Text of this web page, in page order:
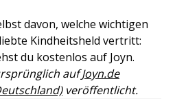
davon, welche wichtigen
Kindheitsheld vertritt:
du kostenlos auf Joyn.
aufJoyn.de
veröffentlicht.